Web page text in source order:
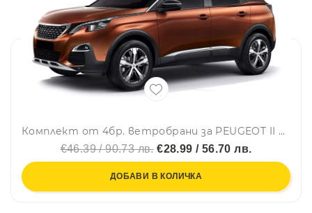
Комплект от 4бр. ветробрани за PEUGEOT II 3008 - 2017-2024
€46.39 / 90.73 лв.€28.99 / 56.70 лв.
ДОБАВИ В КОЛИЧКА